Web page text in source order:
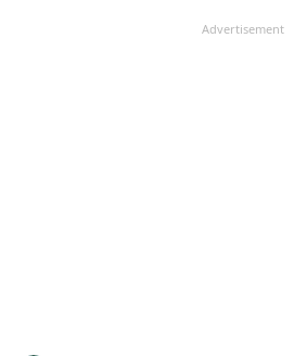
Advertisement